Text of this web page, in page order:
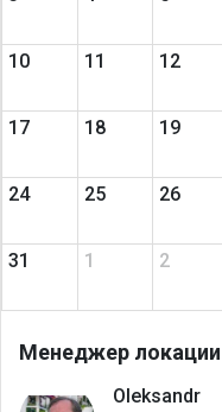
10 11 12
17 18 19
24 25 26
31 1 2
Менеджер локации
Оleksandr